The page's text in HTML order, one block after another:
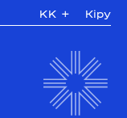
KK + Кіру